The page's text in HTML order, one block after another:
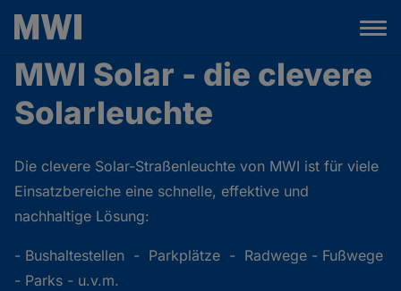
MWI Solar - die clevere
Solarleuchte
Die clevere Solar-Straßenleuchte von MWI ist für viele
Einsatzbereiche eine schnelle, effektive und
nachhaltige Lösung:
- Bushaltestellen - Parkplätze - Radwege - Fußwege
- Parks - u.v.m.